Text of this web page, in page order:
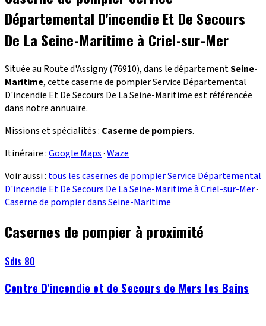
Départemental D'incendie Et De Secours
De La Seine-Maritime à Criel-sur-Mer
Située au Route d'Assigny (76910), dans le départementSeine-
Maritime, cette caserne de pompier Service Départemental
D'incendie Et De Secours De La Seine-Maritime est référencée
dans notre annuaire.
Missions et spécialités : Caserne de pompiers.
Itinéraire :Google Maps·Waze
Voir aussi : tous les casernes de pompier Service Départemental
D'incendie Et De Secours De La Seine-Maritime à Criel-sur-Mer·
Caserne de pompier dans Seine-Maritime
Casernes de pompier à proximité
Sdis 80
Centre D'incendie et de Secours de Mers les Bains